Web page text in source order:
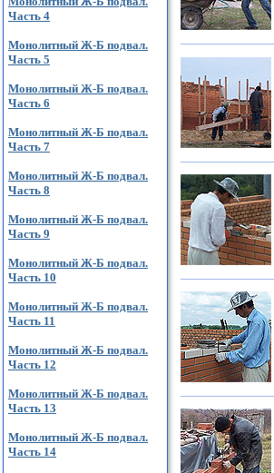
Часть 4
Монолитный Ж-Б подвал.
Часть 5
Монолитный Ж-Б подвал.
Часть 6
Монолитный Ж-Б подвал.
Часть 7
Монолитный Ж-Б подвал.
Часть 8
Монолитный Ж-Б подвал.
Часть 9
Монолитный Ж-Б подвал.
Часть 10
Монолитный Ж-Б подвал.
Часть 11
Монолитный Ж-Б подвал.
Часть 12
Монолитный Ж-Б подвал.
Часть 13
Монолитный Ж-Б подвал.
Часть 14